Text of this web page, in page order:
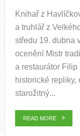
Knihař z
a truhlář z
středu 19. dubna
ocenění Mistr
a restaurátor Filip
historické repliky,
starožitný...
READ MORE